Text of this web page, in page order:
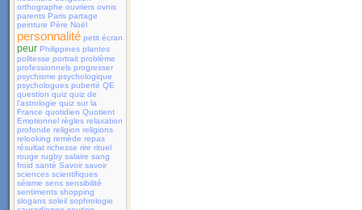
orthographe ouvriers ovnis
parents Paris partage
peinture Père Noël
personnalité petit écran
peur Philippines plantes
politesse portrait problème
professionnels progresser
psychisme psychologique
psychologues puberté QE
question quiz quiz de
l'astrologie quiz sur la
France quotidien Quotient
Emotionnel règles relaxation
profonde religion religions
relooking remède repas
résultat richesse rire rituel
rouge rugby salaire sang
froid santé Savoir savoir
sciences scientifiques
séisme sens sensibilité
sentiments shopping
slogans soleil sophrologie